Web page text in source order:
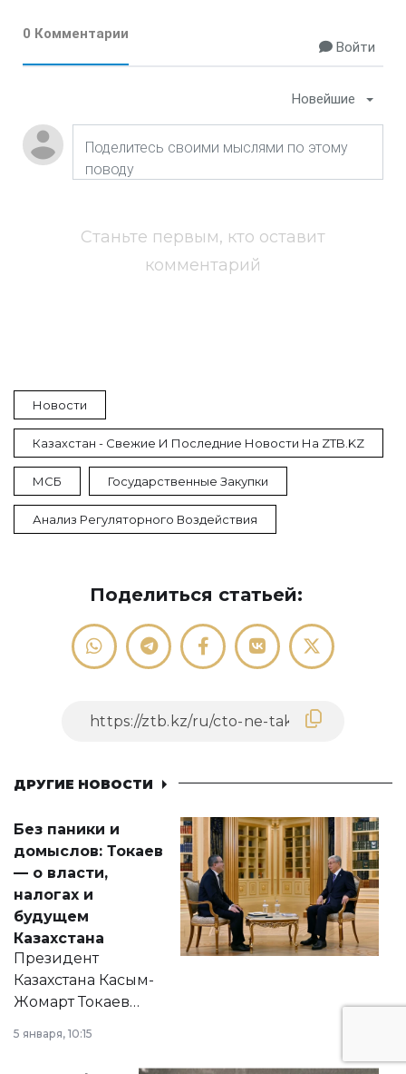
0 Комментарии
Войти
Новейшие
Станьте первым, кто оставит
комментарий
Новости
Казахстан - Свежие И Последние Новости На ZTB.KZ
МСБ Государственные Закупки
Анализ Регуляторного Воздействия
Поделиться статьей:
ДРУГИЕ НОВОСТИ
Без паники и
домыслов: Токаев
— о власти,
налогах и
будущем
Казахстана
Президент
Казахстана Касым-
Жомарт Токаев
сразу несколько
актуальных тем —
5 января, 10:15